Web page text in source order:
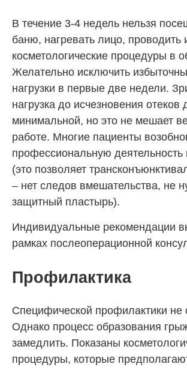
В течение 3-4 недель нельзя
баню, нагревать лицо, проводить
косметологические процедуры в
Желательно исключить
нагрузки в первые две недели.
нагрузка до исчезновения
минимальной, но это не мешает
работе. Многие пациенты
профессиональную деятельность
(это позволяет
– нет следов вмешательства, не
защитный пластырь).
Индивидуальные рекомендации
рамках послеоперационной
Профилактика
Специфической профилактики не
Однако процесс образования
замедлить. Показаны
процедуры, которые